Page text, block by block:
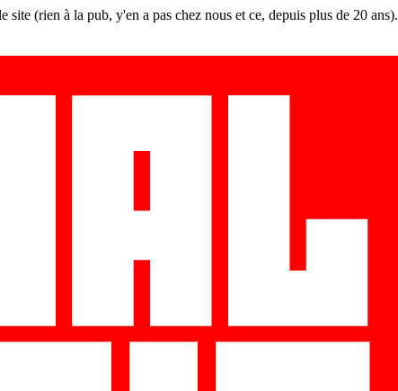
(rien à la pub, y'en a pas chez nous et ce, depuis plus de 20 ans).